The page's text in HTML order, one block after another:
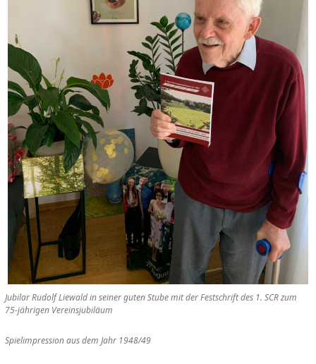
Jubilar Rudolf Liewald in seiner guten Stube mit der Festschrift des 1. SCR zum
75-jährigen Vereinsjubiläum
Spielimpression aus dem Jahr 1948/49